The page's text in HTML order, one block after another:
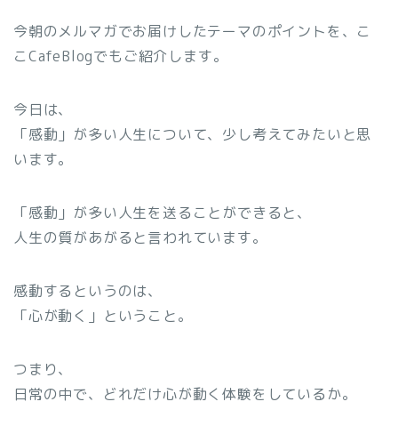
今朝のメルマガでお届けしたテーマのポイントを、こ
こCafeBlogでもご紹介します。
今日は、
「感動」が多い人生について、少し考えてみたいと思
います。
「感動」が多い人生を送ることができると、
人生の質があがると言われています。
感動するというのは、
「心が動く」ということ。
つまり、
日常の中で、どれだけ心が動く体験をしているか。